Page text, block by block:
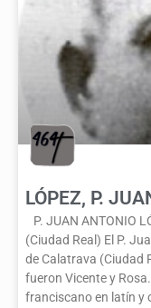
LÓPEZ, P.
P. JUAN ANTONIO
(Ciudad Real) El P.
de Calatrava (Ciudad
fueron Vicente y
franciscano en latín y